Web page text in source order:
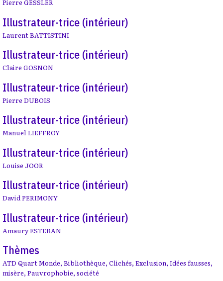
Pierre GESSLER
Illustrateur·trice (intérieur)
Laurent BATTISTINI
Illustrateur·trice (intérieur)
Claire GOSNON
Illustrateur·trice (intérieur)
Pierre DUBOIS
Illustrateur·trice (intérieur)
Manuel LIEFFROY
Illustrateur·trice (intérieur)
Louise JOOR
Illustrateur·trice (intérieur)
David PERIMONY
Illustrateur·trice (intérieur)
Amaury ESTEBAN
Thèmes
ATD Quart Monde, Bibliothèque, Clichés, Exclusion, Idées fausses,
misère, Pauvrophobie, société